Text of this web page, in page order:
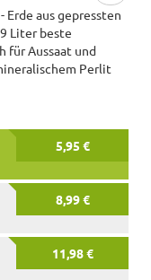
aus gepressten
Liter beste
für Aussaat und
Perlit
5,95 €
8,99 €
11,98 €